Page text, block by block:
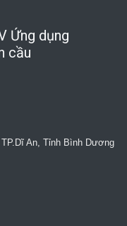
Ứng dụng
cầu
An, Tỉnh Bình Dương